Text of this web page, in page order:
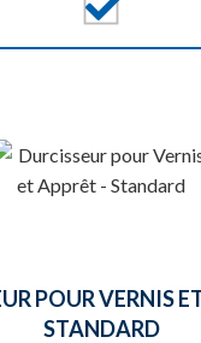
POUR VERNIS
STANDARD